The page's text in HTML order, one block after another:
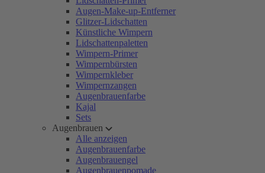
Augen-Make-up-Entferner
Glitzer-Lidschatten
Künstliche Wimpern
Lidschattenpaletten
Wimpern-Primer
Wimpernbürsten
Wimpernkleber
Wimpernzangen
Augenbrauenfarbe
Kajal
Sets
Augenbrauen
Alle anzeigen
Augenbrauenfarbe
Augenbrauengel
Augenbrauenpomade